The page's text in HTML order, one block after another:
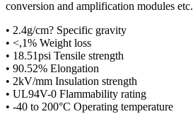
conversion and amplification modules etc.
• 2.4g/cm? Specific gravity
• <,1% Weight loss
• 18.51psi Tensile strength
• 90.52% Elongation
• 2kV/mm Insulation strength
• UL94V-0 Flammability rating
• -40 to 200°C Operating temperature